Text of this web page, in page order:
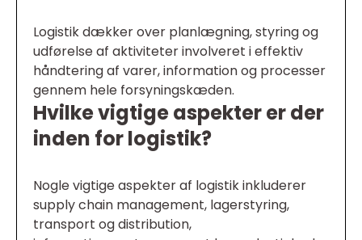
Logistik dækker over planlægning, styring og
udførelse af aktiviteter involveret i effektiv
håndtering af varer, information og processer
gennem hele forsyningskæden.
Hvilke vigtige aspekter er der
inden for logistik?
Nogle vigtige aspekter af logistik inkluderer
supply chain management, lagerstyring,
transport og distribution,